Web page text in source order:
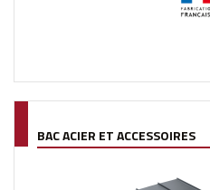
BAC ACIER ET ACCESSOIRES